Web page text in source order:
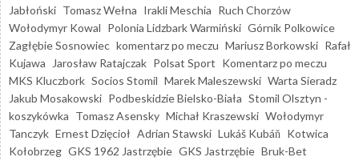
Jabłoński Tomasz Wełna Irakli Meschia Ruch Chorzów
Wołodymyr Kowal Polonia Lidzbark Warmiński Górnik Polkowice
Zagłębie Sosnowiec komentarz po meczu Mariusz Borkowski Rafał
Kujawa
Jarosław Ratajczak Polsat Sport Komentarz po meczu
MKS Kluczbork Socios Stomil Marek Maleszewski Warta Sieradz
Jakub Mosakowski Podbeskidzie Bielsko-Biała Stomil Olsztyn -
koszykówka Tomasz Asensky Michał Kraszewski Wołodymyr
Tanczyk Ernest Dzięcioł Adrian Stawski Lukáš Kubáň Kotwica
Kołobrzeg GKS 1962 Jastrzębie GKS Jastrzębie Bruk-Bet